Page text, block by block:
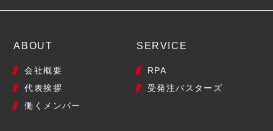
ABOUT
会社概要
代表挨拶
働くメンバー
SERVICE
RPA
受発注バスターズ